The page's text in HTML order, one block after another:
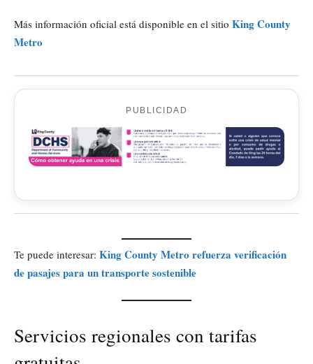
Más información oficial está disponible en el sitio King County
Metro
PUBLICIDAD
Te puede interesar: King County Metro refuerza verificación
de pasajes para un transporte sostenible
Servicios regionales con tarifas